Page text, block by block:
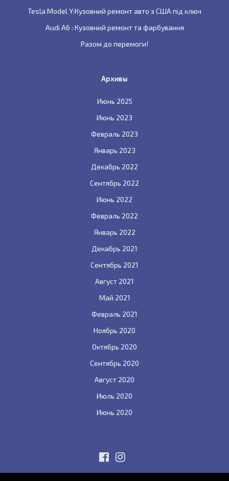
Tesla Model Y:Кузовний ремонт авто з США під ключ
Audi A6 : Кузовний ремонт та фарбування
Разом до перемоги!
Архивы
Июнь 2025
Июнь 2023
Февраль 2023
Январь 2023
Декабрь 2022
Сентябрь 2022
Июнь 2022
Февраль 2022
Январь 2022
Декабрь 2021
Сентябрь 2021
Август 2021
Май 2021
Февраль 2021
Ноябрь 2020
Октябрь 2020
Сентябрь 2020
Август 2020
Июль 2020
Июнь 2020